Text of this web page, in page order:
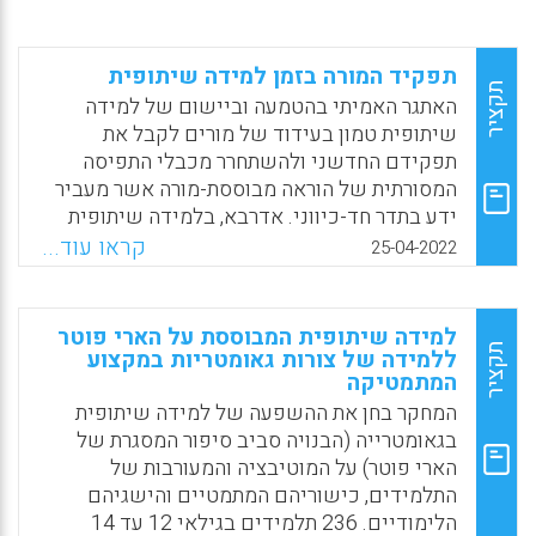
תקציר
תפקיד המורה בזמן למידה שיתופית
האתגר האמיתי בהטמעה וביישום של למידה
שיתופית טמון בעידוד של מורים לקבל את
תפקידם החדשני ולהשתחרר מכבלי התפיסה
המסורתית של הוראה מבוססת-מורה אשר מעביר
ידע בתדר חד-כיווני. אדרבא, בלמידה שיתופית
המורה כותב תסריטים ומביים תרחישים אשר
מניעים תלמידים לאחריות קולקטיבית,
לתקשורתיות, לבניית מערכות יחסים, לטוויית
רשתות עבודה, לקיום דיאלוגים ולנטילת אחריות.
WhatsApp
Facebook
Email
X
25-04-2022 קראו עוד...
תקציר
למידה שיתופית המבוססת על הארי פוטר
ללמידה של צורות גאומטריות במקצוע
המתמטיקה
המחקר בחן את ההשפעה של למידה שיתופית
בגאומטרייה (הבנויה סביב סיפור המסגרת של
הארי פוטר) על המוטיבציה והמעורבות של
התלמידים, כישוריהם המתמטיים והישגיהם
הלימודיים. 236 תלמידים בגילאי 12 עד 14